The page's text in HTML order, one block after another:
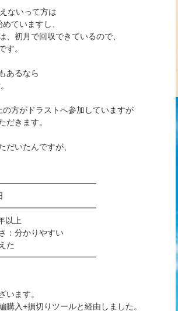
ないって方は
ていますし、
、初月で回収できているので、
す。
あるなら
方がドラストへ参加していますが
だきます。
だいたんですが、
以上
：分かりやすい
た
います。
入+損切りツールと経由しました。